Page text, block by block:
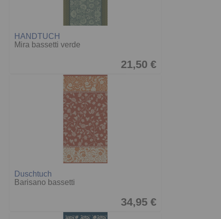
HANDTUCH
Mira bassetti verde
21,50 €
Duschtuch
Barisano bassetti
34,95 €